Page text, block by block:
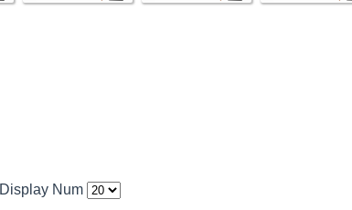
Display Num